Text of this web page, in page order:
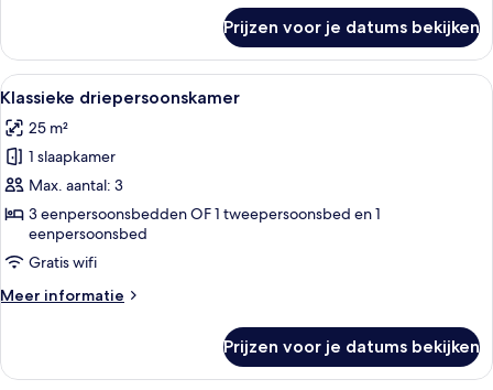
suite,
uitzicht
op
Prijzen voor je datums bekijken
Alle
foto's
voor
Klassieke
driepersoonskamer
laden
Een hotelkamer met twee
3
Klassieke driepersoonskamer
25 m²
1 slaapkamer
Max. aantal: 3
3 eenpersoonsbedden OF 1 tweepersoonsbed en 1
eenpersoonsbed
Gratis wifi
Meer informatie
Meer
driepersoonskamer
Prijzen voor je datums bekijken